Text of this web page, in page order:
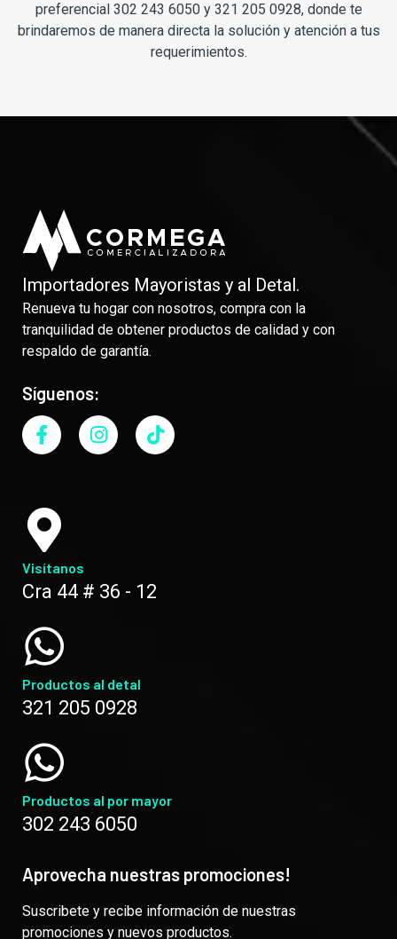
preferencial 302 243 6050 y 321 205 0928, donde te
brindaremos de manera directa la solución y atención a tus
requerimientos.
Importadores Mayoristas y al Detal.
Renueva tu hogar con nosotros, compra con la
tranquilidad de obtener productos de calidad y con
respaldo de garantía.
Síguenos:
Visítanos
Cra 44 # 36 - 12
Productos al detal
321 205 0928
Productos al por mayor
302 243 6050
Aprovecha nuestras promociones!
Suscribete y recibe información de nuestras
promociones y nuevos productos.